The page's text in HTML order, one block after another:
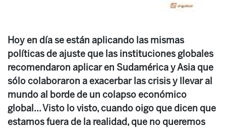
Hoy en día se están aplicando las mismas
políticas de ajuste que las instituciones globales
recomendaron aplicar en Sudamérica y Asia que
sólo colaboraron a exacerbar las crisis y llevar al
mundo al borde de un colapso económico
global... Visto lo visto, cuando oigo que dicen que
estamos fuera de la realidad, que no queremos